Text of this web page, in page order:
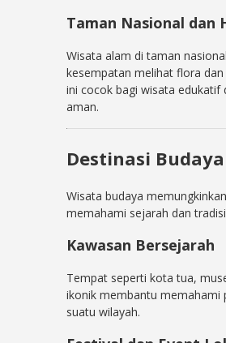
Taman Nasional dan
Wisata alam di taman
kesempatan melihat flora
ini cocok bagi wisata edukatif
aman.
Destinasi
Wisata budaya
memahami sejarah dan
Kawasan Bersejarah
Tempat seperti kota tua,
ikonik membantu memahami
suatu wilayah.